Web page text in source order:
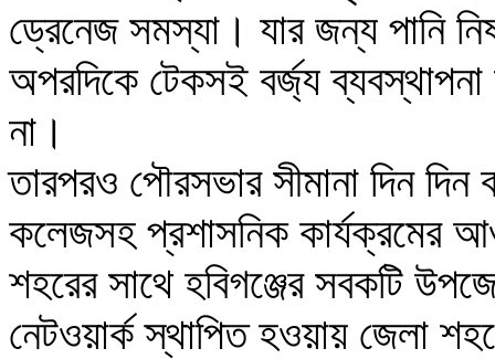
ড্রেনেজ সমস্যা। যার জন্য পানি
অপরদিকে টেকসই বর্জ্য
না।
তারপরও পৌরসভার সীমানা দিন
কলেজসহ প্রশাসনিক কার্যক্রমের
শহরের সাথে হবিগঞ্জের সবকটি
নেটওয়ার্ক স্থাপিত হওয়ায় জেলা